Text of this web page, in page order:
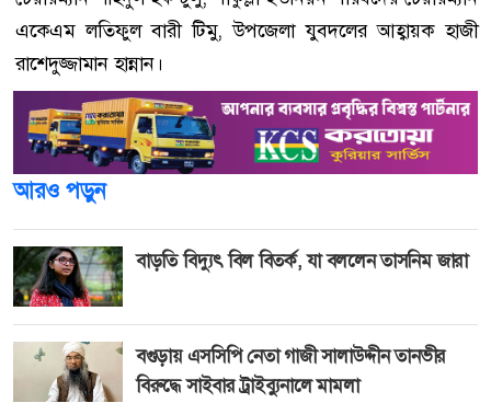
একেএম লতিফুল বারী টিমু, উপজেলা যুবদলের আহ্বায়ক হাজী
রাশেদুজ্জামান হান্নান।
আরও পড়ুন
বাড়তি বিদ্যুৎ বিল বিতর্ক, যা বললেন তাসনিম জারা
বগুড়ায় এসসিপি নেতা গাজী সালাউদ্দীন তানভীর
বিরুদ্ধে সাইবার ট্রাইব্যুনালে মামলা